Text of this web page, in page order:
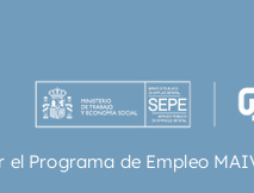
el Programa de Empleo